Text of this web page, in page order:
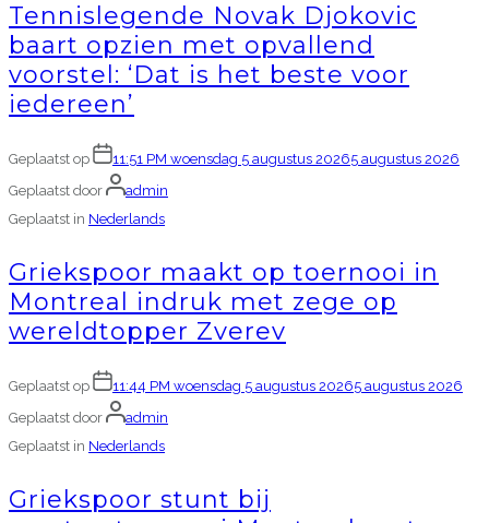
Tennislegende Novak Djokovic
baart opzien met opvallend
voorstel: ‘Dat is het beste voor
iedereen’
Geplaatst op 11:51 PM woensdag 5 augustus 20265 augustus 2026
Geplaatst door
admin
Geplaatst in Nederlands
Griekspoor maakt op toernooi in
Montreal indruk met zege op
wereldtopper Zverev
Geplaatst op 11:44 PM woensdag 5 augustus 20265 augustus 2026
Geplaatst door
admin
Geplaatst in Nederlands
Griekspoor stunt bij